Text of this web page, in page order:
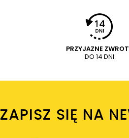
PRZYJAZNE
DO 14 DNI
ZAPISZ SIĘ NA